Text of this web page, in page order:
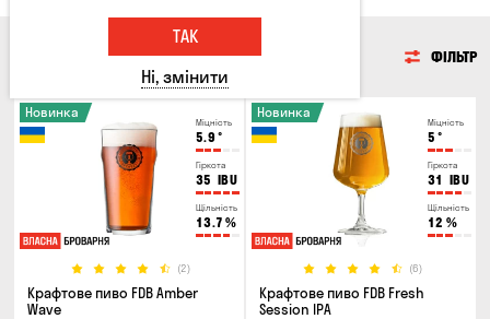
ФІЛЬТР
Міцність
5.9 °
Гіркота
35 IBU
Щільність
13.7 %
(2)
Новинка
Крафтове пиво FDB Amber
Wave
Міцність
5 °
Гіркота
31 IBU
Щільність
12 %
(6)
Новинка
Крафтове пиво FDB Fresh
Session IPA
ТАК
Ні, змінити